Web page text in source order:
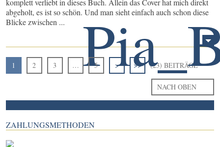
komplett verliebt in dieses Buch. Allein das Cover hat mich direkt
abgeholt, es ist so schön. Und man sieht einfach auch schon diese
Blicke zwischen ...
1 2 3 … 5 > >> (23) BEITRÄGE
NACH OBEN
ZAHLUNGSMETHODEN